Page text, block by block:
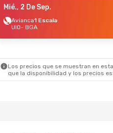
- Mar., 20 De Oct.
1 Escala
Mié., 2 De Sep.
Avianca1 Escala
UIO- BGA
Los precios que se muestran en
que la disponibilidad y los precios